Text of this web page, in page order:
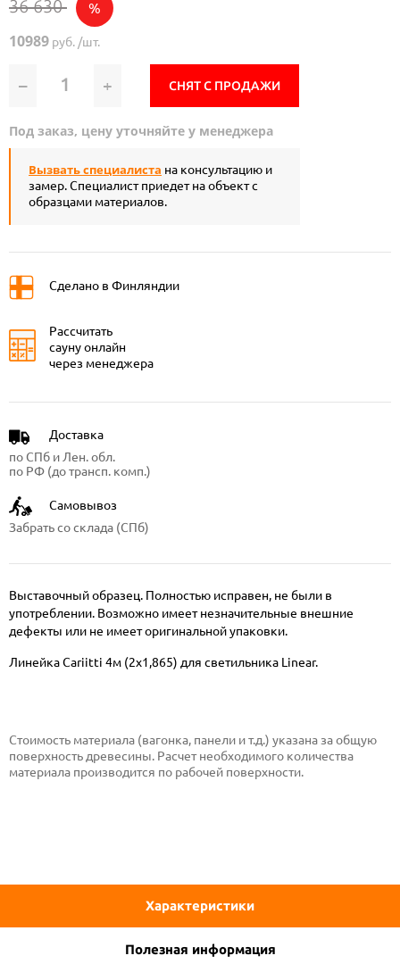
36 630 %
10989 руб. /шт.
– + СНЯТ С ПРОДАЖИ
Под заказ, цену уточняйте у менеджера
Вызвать специалиста на консультацию и
замер. Специалист приедет на объект с
образцами материалов.
Сделано в Финляндии
Рассчитать
сауну онлайн
через менеджера
Доставка
по СПб и Лен. обл.
по РФ (до трансп. комп.)
Самовывоз
Забрать со склада (СПб)
Выставочный образец. Полностью исправен, не были в
употреблении. Возможно имеет незначительные внешние
дефекты или не имеет оригинальной упаковки.
Линейка Cariitti 4м (2х1,865) для светильника Linear.
Стоимость материала (вагонка, панели и т.д.) указана за общую
поверхность древесины. Расчет необходимого количества
материала производится по рабочей поверхности.
Характеристики
Полезная информация